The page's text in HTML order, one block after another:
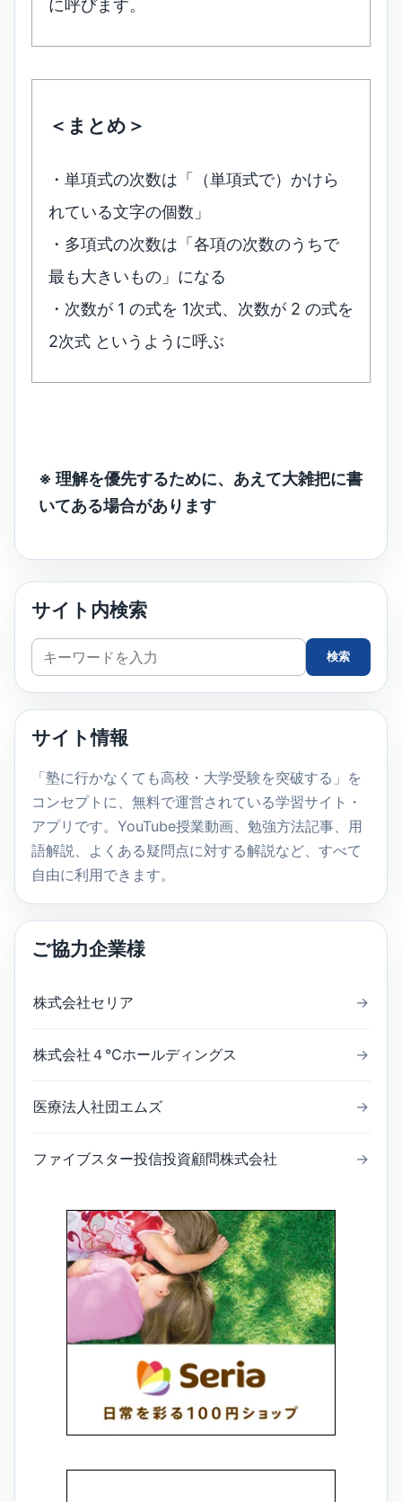
に呼びます。
＜まとめ＞
・単項式の次数は「（単項式で）かけら
れている文字の個数」
・多項式の次数は「各項の次数のうちで
最も大きいもの」になる
・次数が 1 の式を 1次式、次数が 2 の式を
2次式 というように呼ぶ
※ 理解を優先するために、あえて大雑把に書
いてある場合があります
サイト内検索
サ
イ
ト
検
索
検索
サイト情報
「塾に行かなくても高校・大学受験を突破する」を
コンセプトに、無料で運営されている学習サイト・
アプリです。YouTube授業動画、勉強方法記事、用
語解説、よくある疑問点に対する解説など、すべて
自由に利用できます。
ご協力企業様
株式会社セリア →
株式会社４℃ホールディングス →
医療法人社団エムズ →
ファイブスター投信投資顧問株式会社 →